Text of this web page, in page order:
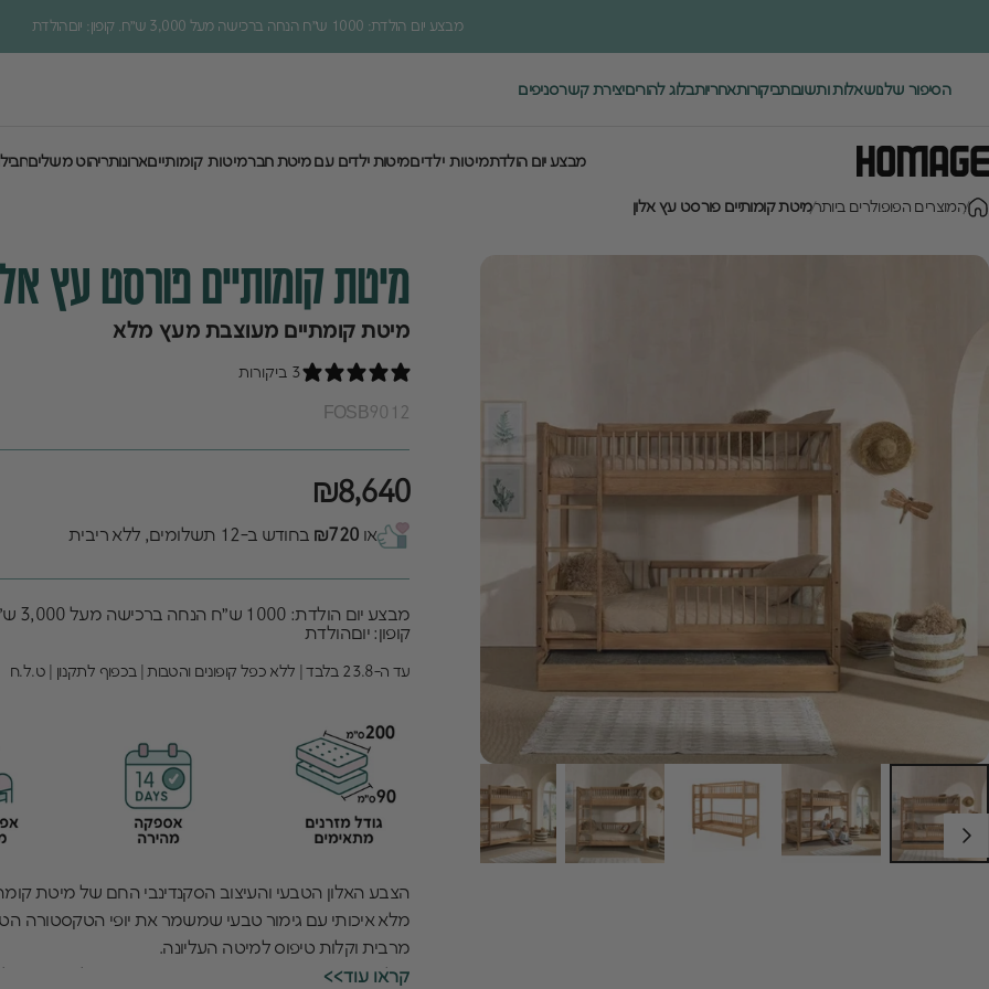
מבצע יום הולדת: 1000 ש״ח הנחה ברכישה מעל 3,000 ש״ח. קופון: יוםהולדת
הסיפור שלנושאלות ותשובותביקורותאחריותבלוג להוריםיצירת קשרסניפים
Homage Design
מבצע יום הולדתמיטות ילדיםמיטות ילדים עם מיטת חברמיטות קומותייםארונותריהוט משלים
המוצרים הפופולרים ביותרמיטת קומותיים פורסט עץ אלון
מיטתקומותיים פורסט עץ
מיטת קומתיים מעוצבת מעץ מלא
3 ביקורות
FOSB9012
₪8,640
או ₪720 בחודש ב-12 תשלומים, ללא ריבית
מבצע יום הולדת: 1000 ש״ח הנחה ברכישה מעל 3,000 ש״ח
קופון: יוםהולדת
עד ה-23.8 בלבד | ללא כפל קופונים והטבות | בכפוף לתקנון | ט.ל.ח
הצבע האלון הטבעי והעיצוב הסקנדינבי החם של מיטת
מלא איכותי עם גימור טבעי שמשמר את יופי הטקסטורה
מרבית וקלות טיפוס למיטה העליונה.
הילדים פשוט מתאהבים במיטת הקומתיים האלון שנותנת
<<קראו עוד